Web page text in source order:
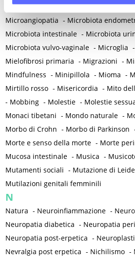
Mestruazione retrograda -
Microangiopatia - Microbiota
Microbiota intestinale - Microbiota
Microbiota vulvo-vaginale - Microglia -
Mielofibrosi primaria - Migrazioni -
Mindfulness - Minipillola - Mioma -
Mirtillo rosso - Misericordia - Mito
- Mobbing - Molestie - Molestie
Monaci tibetani - Mondo naturale -
Morbo di Crohn - Morbo di Parkinson
Morte e senso della morte - Morte
Mucosa intestinale - Musica -
Mutamenti sociali - Mutazione di
Mutilazioni genitali femminili
N
Natura - Neuroinfiammazione -
Neuropatia diabetica - Neuropatia
Neuropatia post-erpetica -
Nevralgia post erpetica - Nichilismo -